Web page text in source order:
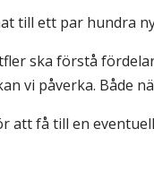
till ett par hundra
ska förstå
vi påverka. Både
att få till en